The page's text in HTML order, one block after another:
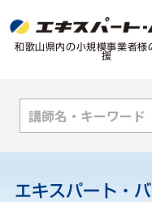
和歌⼭県内の⼩規模事業者様
援
エキスパート・